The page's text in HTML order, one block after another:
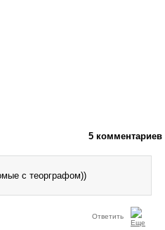
5 комментариев
с теорграфом))
Ответить